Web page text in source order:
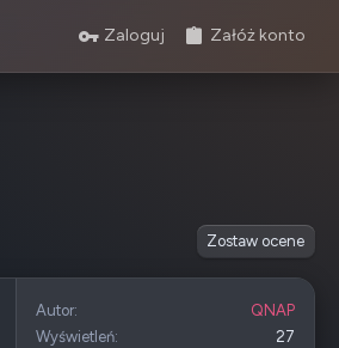
Zaloguj Załóż konto
Zostaw ocene
Autor
QNAP
Wyświetleń
27